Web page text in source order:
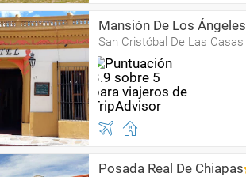
Mansión De Los Ángeles
San Cristóbal De Las Casas
Posada Real De Chiapas